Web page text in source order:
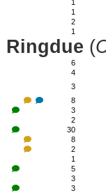
1
1
2
1
Ringdue (
6
4
3
8
3
2
30
8
2
1
5
3
3